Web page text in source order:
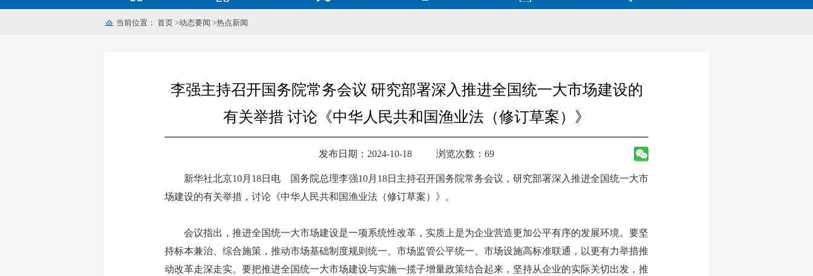
当前位置： 首页 >动态要闻 >热点新闻
李强主持召开国务院常务会议 研究部署深入推进全国统一大市场建设的
有关举措 讨论《中华人民共和国渔业法（修订草案）》
发布日期：2024-10-18 浏览次数：69
新华社北京10月18日电 国务院总理李强10月18日主持召开国务院常务会议，研究部署深入推进全国统一大市
场建设的有关举措，讨论《中华人民共和国渔业法（修订草案）》。
会议指出，推进全国统一大市场建设是一项系统性改革，实质上是为企业营造更加公平有序的发展环境。要坚
持标本兼治、综合施策，推动市场基础制度规则统一、市场监管公平统一、市场设施高标准联通，以更有力举措推
动改革走深走实。要把推进全国统一大市场建设与实施一揽子增量政策结合起来，坚持从企业的实际关切出发，推